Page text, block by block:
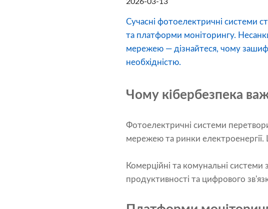
Сучасні фотоелектричні системи
та платформи моніторингу.
мережею — дізнайтеся, чому
необхідністю.
Чому кібербезпека
Фотоелектричні системи
мережею та ринки електроенергії.
Комерційні та комунальні
продуктивності та цифрового